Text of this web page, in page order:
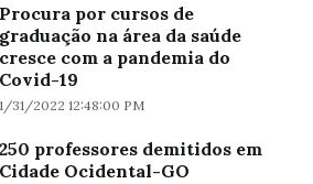
Procura por cursos de
graduação na área da saúde
cresce com a pandemia do
Covid-19
1/31/2022 12:48:00 PM
250 professores demitidos em
Cidade Ocidental-GO